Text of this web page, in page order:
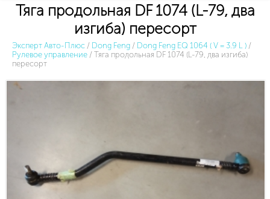
Тяга продольная DF 1074 (L-79, два
изгиба) пересорт
Эксперт Авто-Плюс / Dong Feng / Dong Feng EQ 1064 ( V = 3.9 L ) /
Рулевое управление / Тяга продольная DF 1074 (L-79, два изгиба)
пересорт